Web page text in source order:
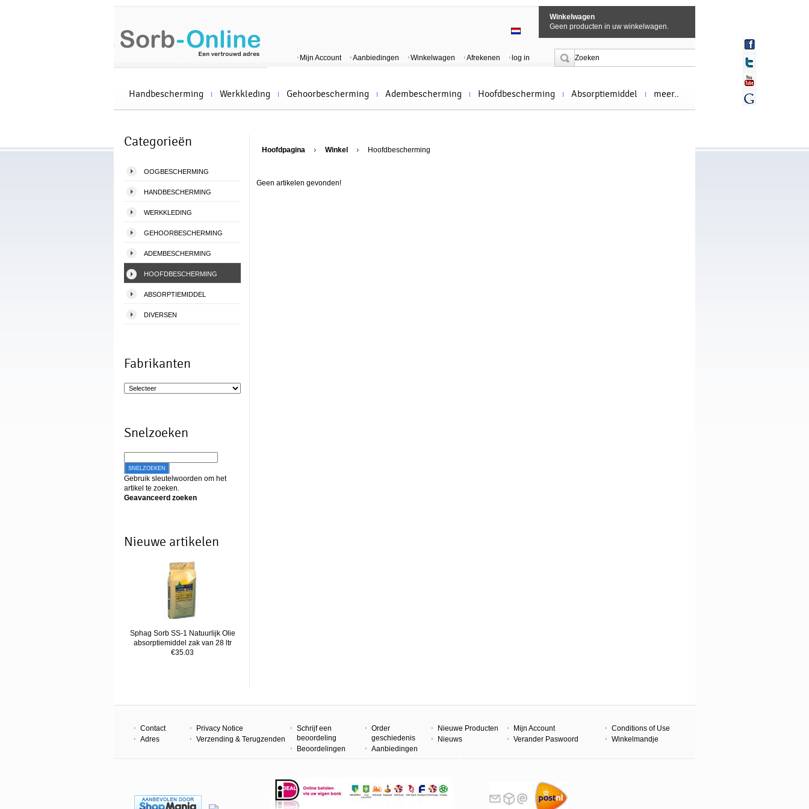
Winkelwagen
Geen producten in uw winkelwagen.
log in
Afrekenen
Winkelwagen
Aanbiedingen
Mijn Account
Handbescherming Werkkleding Gehoorbescherming Adembescherming Hoofdbescherming Absorptiemiddel meer..
Categorieën
OOGBESCHERMING
HANDBESCHERMING
WERKKLEDING
GEHOORBESCHERMING
ADEMBESCHERMING
HOOFDBESCHERMING
ABSORPTIEMIDDEL
DIVERSEN
Fabrikanten
Snelzoeken
SNELZOEKEN
Gebruik sleutelwoorden om het
artikel te zoeken.
Geavanceerd zoeken
Nieuwe artikelen
Sphag Sorb SS-1 Natuurlijk Olie
absorptiemiddel zak van 28 ltr
€35.03
Hoofdpagina Winkel Hoofdbescherming
Geen artikelen gevonden!
Contact
Adres
Privacy Notice
Verzending & Terugzenden
Schrijf een
beoordeling
Beoordelingen
Order
geschiedenis
Aanbiedingen
Nieuwe Producten
Nieuws
Mijn Account
Verander Paswoord
Conditions of Use
Winkelmandje